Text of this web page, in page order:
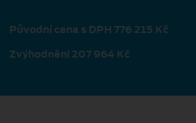
Původní cena s DPH 776 215 Kč
Zvýhodnění 207 964 Kč